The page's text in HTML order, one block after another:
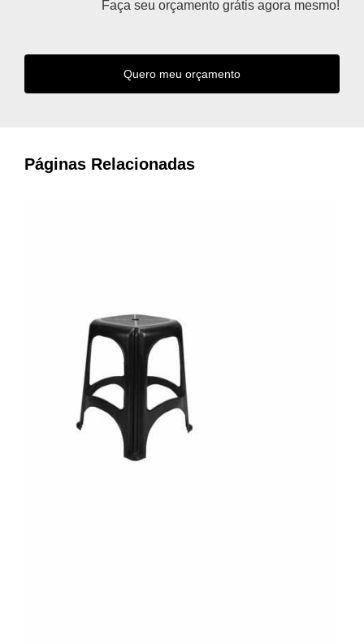
Faça seu orçamento grátis agora mesmo!
Quero meu orçamento
Páginas Relacionadas